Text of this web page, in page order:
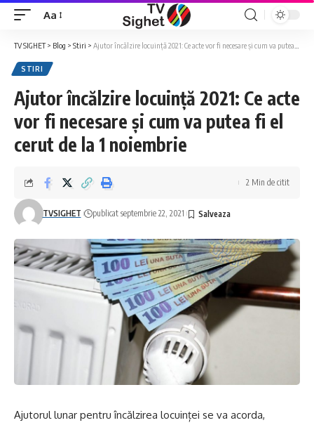
Font
Resizer
Aa
TV SIGHET> Blog > Stiri > Ajutor încălzire locuință 2021: Ce acte vor fi necesare și cum va putea fi el cerut de la 1 noiembrie
STIRI
Ajutor încălzire locuință 2021: Ce acte
vor fi necesare și cum va putea fi el
cerut de la 1 noiembrie
TVSIGHET publicat septembrie 22, 2021
2 Min de citit
Ajutorul lunar pentru încălzirea locuinței se va acorda,